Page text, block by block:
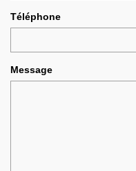
Téléphone
Message